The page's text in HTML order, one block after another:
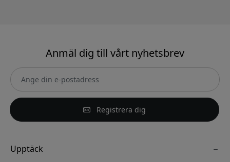
Anmäl dig till vårt nyhetsbrev
Registrera dig
Upptäck